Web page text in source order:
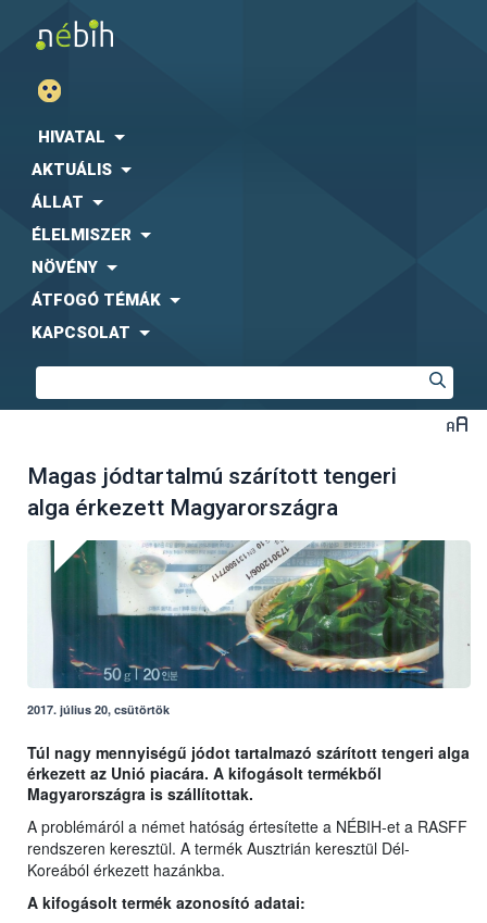
HIVATAL
AKTUÁLIS
ÁLLAT
ÉLELMISZER
NÖVÉNY
ÁTFOGÓ TÉMÁK
KAPCSOLAT
Magas jódtartalmú szárított tengeri
alga érkezett Magyarországra
2017. július 20, csütörtök
Túl nagy mennyiségű jódot tartalmazó szárított tengeri alga
érkezett az Unió piacára. A kifogásolt termékből
Magyarországra is szállítottak.
A problémáról a német hatóság értesítette a NÉBIH-et a RASFF
rendszeren keresztül. A termék Ausztrián keresztül Dél-
Koreából érkezett hazánkba.
A kifogásolt termék azonosító adatai: